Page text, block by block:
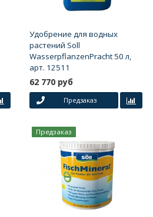
Удобрение для водных
растений Soll
WasserpflanzenPracht 50 л,
арт. 12511
62 770 руб
Предзаказ
Предзаказ